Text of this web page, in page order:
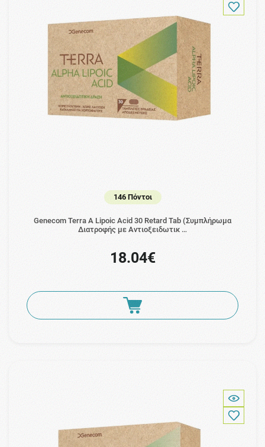
146 Πόντοι
Genecom Terra A Lipoic Acid 30 Retard Tab (Συμπλήρωμα
Διατροφής με Αντιοξειδωτικ …
18.04€